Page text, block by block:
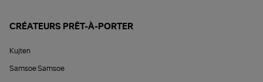
CRÉATEURS PRÊT-À-PORTER
Kujten
Samsoe Samsoe